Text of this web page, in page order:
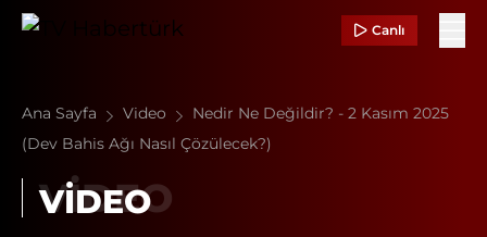
Canlı
Ana Sayfa Video
Nedir Ne Değildir? - 2 Kasım 2025
(Dev Bahis Ağı Nasıl Çözülecek?)
VİDEO